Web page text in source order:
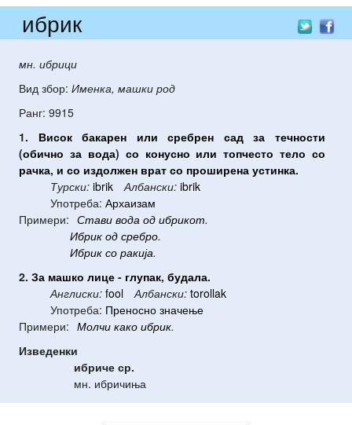
ибрик
мн. ибрици
Вид збор: Именка, машки род
Ранг: 9915
1. Висок бакарен или сребрен сад за
течности
(обично за вода) со конусно или топчесто тело со
рачка, и со издолжен врат со проширена устинка.
Турски: ibrik Албански: ibrik
Употреба: Архаизам
Примери: Стави вода од ибрикот.
Ибрик од сребро.
Ибрик со ракија.
2. За машко лице - глупак, будала.
Англиски: fool Албански: torollak
Употреба: Преносно значење
Примери: Молчи како ибрик.
Изведенки
ибриче ср.
мн. ибричиња